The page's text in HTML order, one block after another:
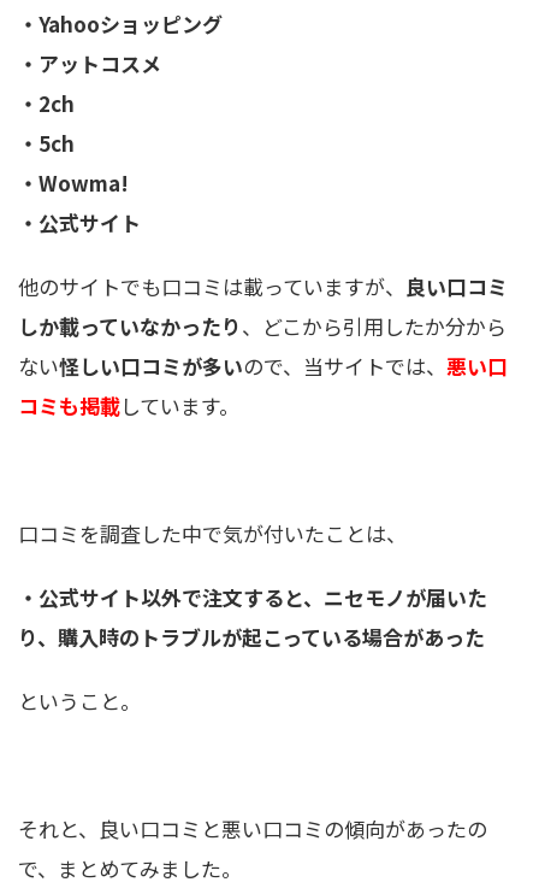
・Yahooショッピング
・アットコスメ
・2ch
・5ch
・Wowma!
・公式サイト
他のサイトでも口コミは載っていますが、 良い口コミ
しか載っていなかったり、どこから引用したか分から
ない怪しい口コミが多いので、当サイトでは、 悪い口
コミも掲載しています。
口コミを調査した中で気が付いたことは、
・公式サイト以外で注文すると、ニセモノが届いた
り、購入時のトラブルが起こっている場合があった
ということ。
それと、良い口コミと悪い口コミの傾向があったの
で、まとめてみました。